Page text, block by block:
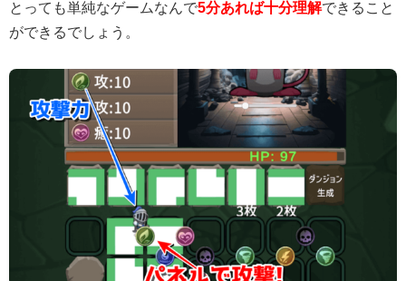
とっても単純なゲームなんで5分あれば十分理解できること
ができるでしょう。